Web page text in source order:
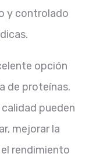
y controlado
opción
de proteínas.
pueden
mejorar la
rendimiento